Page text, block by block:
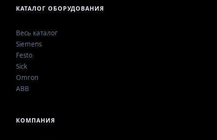
КАТАЛОГ ОБОРУДОВАНИЯ
Весь каталог
Siemens
Festo
Sick
Omron
ABB
КОМПАНИЯ